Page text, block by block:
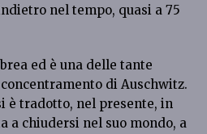
nel tempo, quasi a 75
ed è una delle tante
di Auschwitz.
è tradotto, nel presente, in
a chiudersi nel suo mondo, a